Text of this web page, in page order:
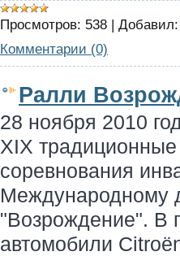
Просмотров: 538 | Добавил:
Комментарии (0)
Ралли
28 ноября 2010
XIX
соревнования
Международному
"Возрождение". В
автомобили